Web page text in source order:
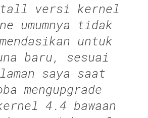
versi kernel
umumnya tidak
untuk
baru, sesuai
saya saat
mengupgrade
4.4 bawaan